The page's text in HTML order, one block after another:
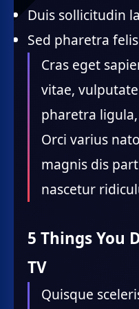
Duis sollicitudin
Sed pharetra
Cras eget
vitae,
pharetra
Orci varius
magnis dis
nascetur
5 Things You
TV
Quisque